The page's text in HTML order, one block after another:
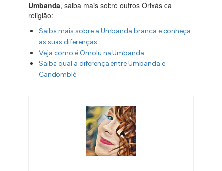
Umbanda, saiba mais sobre outros Orixás da
religião:
Saiba mais sobre a Umbanda branca e conheça
as suas diferenças
Veja como é Omolu na Umbanda
Saiba qual a diferença entre Umbanda e
Candomblé